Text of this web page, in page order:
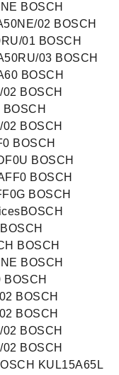
BOSCH
02 BOSCH
01 BOSCH
03 BOSCH
BOSCH
BOSCH
BOSCH
BOSCH
BOSCH
BOSCH
BOSCH
BOSCH
BOSCH
BOSCH
BOSCH
BOSCH
BOSCH
KUL15A65L